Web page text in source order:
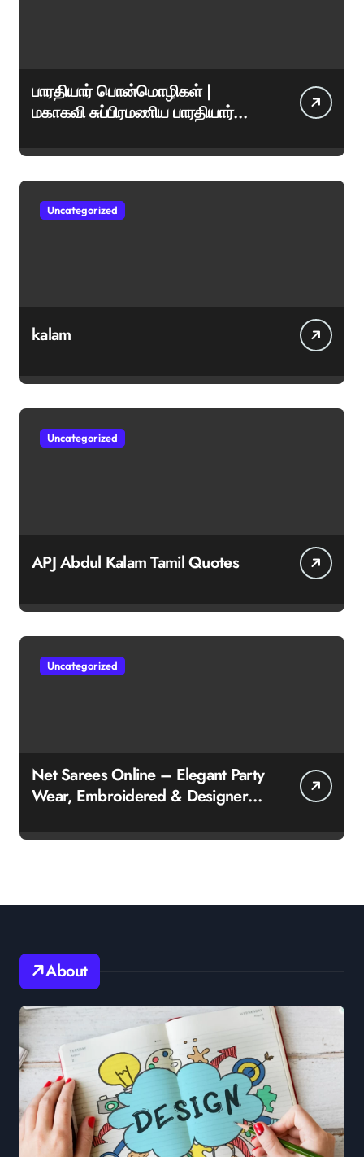
பாரதியார் பொன்மொழிகள் |
மகாகவி சுப்பிரமணிய பாரதியார்
ஊக்கமளிக்கும் வாசகங்கள்
Uncategorized
kalam
Uncategorized
APJ Abdul Kalam Tamil Quotes
Uncategorized
Net Sarees Online – Elegant Party
Wear, Embroidered & Designer
About